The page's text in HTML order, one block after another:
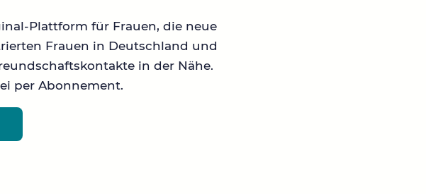
Plattform für Frauen, die neue
Frauen in Deutschland und
in der Nähe.
per Abonnement.